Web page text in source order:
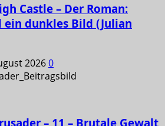
Castle – Der Roman:
ein dunkles Bild (Julian
20260
– 11 – Brutale Gewalt